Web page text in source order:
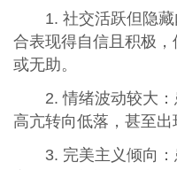
1. 社交活跃但隐
合表现得自信且积极
或无助。
2. 情绪波动较大
高亢转向低落，甚至出
3. 完美主义倾向